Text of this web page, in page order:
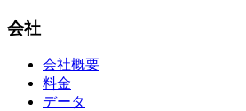
会社
会社概要
料金
データ